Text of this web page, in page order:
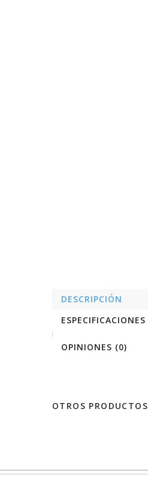
DESCRIPCIÓN
ESPECIFICACIONES
OPINIONES (0)
OTROS PRODUCTOS